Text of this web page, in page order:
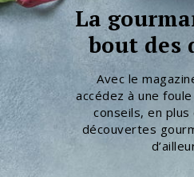
La
bout des
Avec le
accédez à une
conseils, en
découvertes